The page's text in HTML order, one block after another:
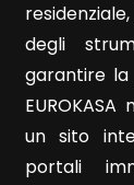
degli
garantire la
un sito
portali
Giardino
Posto
Balcone/